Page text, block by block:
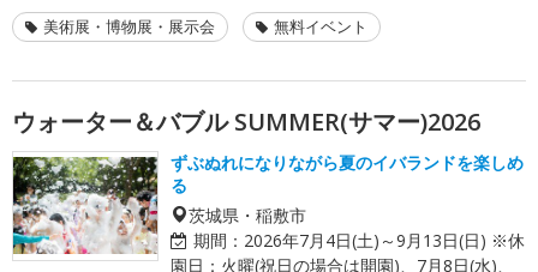
美術展・博物展・展示会 無料イベント
ウォーター＆バブル SUMMER(サマー)2026
ずぶぬれになりながら夏のイバランドを楽しめ
る
茨城県・稲敷市
期間： 2026年7月4日(土)～9月13日(日) ※休
園日：火曜(祝日の場合は開園)、7月8日(水)、